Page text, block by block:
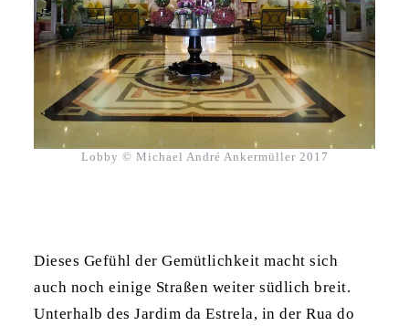
Lobby © Michael André Ankermüller 2017
Dieses Gefühl der Gemütlichkeit macht sich
auch noch einige Straßen weiter südlich breit.
Unterhalb des Jardim da Estrela, in der Rua do